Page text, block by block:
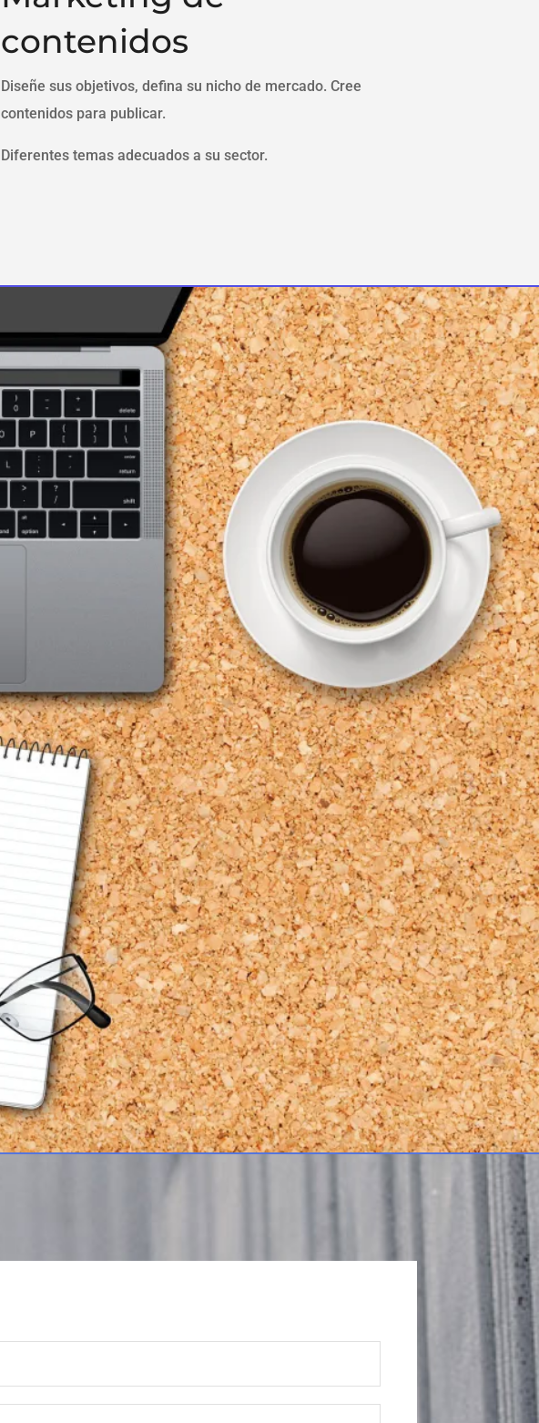
contenidos
Diseñe sus objetivos, defina su nicho de mercado. Cree
contenidos para publicar.
Diferentes temas adecuados a su sector.